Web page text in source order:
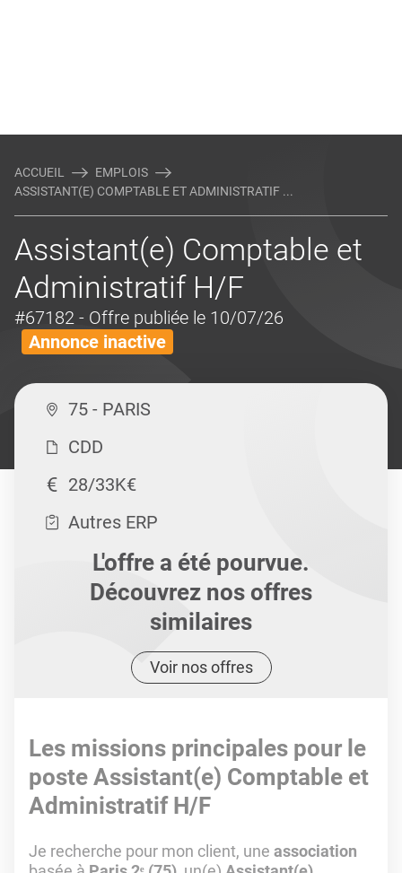
ACCUEIL
EMPLOIS
ASSISTANT(E) COMPTABLE ET ADMINISTRATIF ...
Assistant(e) Comptable et
Administratif H/F
#67182 - Offre publiée le 10/07/26
Annonce inactive
75 - PARIS
CDD
28/33K€
Autres ERP
L'offre a été pourvue.
Découvrez nos offres
similaires
Voir nos offres
Les missions principales pour le
poste Assistant(e) Comptable et
Administratif H/F
Je recherche pour mon client, une association